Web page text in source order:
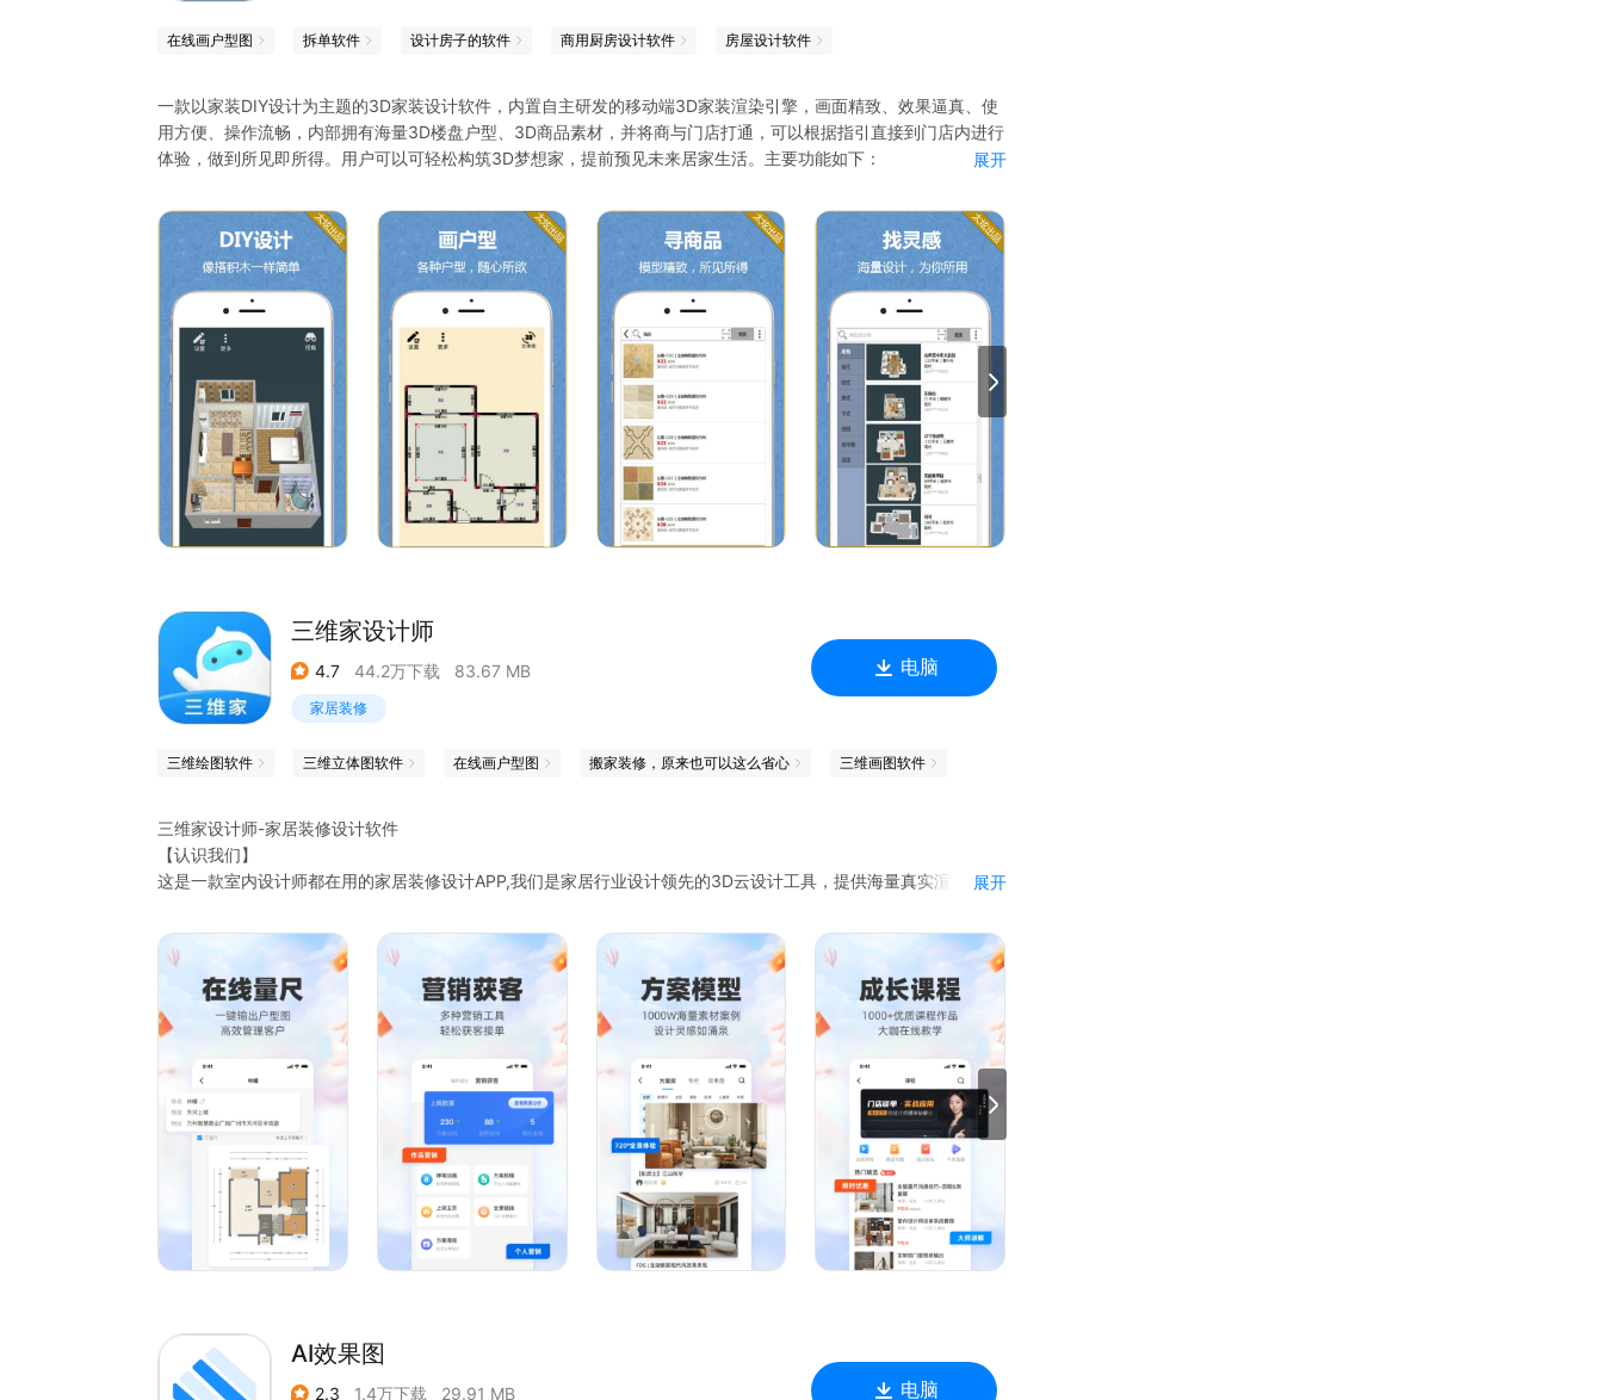
在线画户型图 拆单软件 设计房子的软件 商用厨房设计软件 房屋设计软件
一款以家装DIY设计为主题的3D家装设计软件，内置自主研发的移动端3D家装渲染引擎，画面精致、效果逼真、使
用方便、操作流畅，内部拥有海量3D楼盘户型、3D商品素材，并将商与门店打通，可以根据指引直接到门店内进行
体验，做到所见即所得。用户可以可轻松构筑3D梦想家，提前预见未来居家生活。主要功能如下：
【商品3D模型下载】浏览到感兴趣的商品时，可以直接将其加载到房屋3D模型中；
【商品3D模型设置】可以3D模型的位置、尺寸、图案等进行在线更改；
【房屋3D模型保存】可以对自己的设计进行在线保存；
【房屋2D户型创建】可以对自己的2D户型图进行自创建；
注1：本APP只支持Android版本不低于5.0；
展开
三维家设计师
4.7 44.2万下载 83.67 MB
家居装修
电脑
三维绘图软件 三维立体图软件 在线画户型图 搬家装修，原来也可以这么省心 三维画图软件
三维家设计师-家居装修设计软件
【认识我们】
这是一款室内设计师都在用的家居装修设计APP,我们是家居行业设计领先的3D云设计工具，提供海量真实渲染券，
疑难问题，满足260万+企业设计、营销、获客需求。
【产品功能】
在线量尺：一键解决量房难题，生成直观3D户型图，无缝对接后续设计
营销获客：百万业主在线咨询，多种营销工具，轻松获客接单
成长课程：将万千设计干货、软件教程一网打尽 ，空闲时间也能打怪升级
方案模型：千万经典模型素材，设计灵感如涌泉，随时随地丰富素材库
分享交流：百万设计师聚集地，共享行业新资讯和有趣话题
【产品反馈】
欢迎随时通过App“我的—帮助与反馈”功能，告诉我们你对产品的想法和建议，你的每一条反馈，三维家设计师团队
都会认真对待。
联系我们
官网/设计工具：https://b.3vjia.com
微信公众号：三维家软件
展开
AI效果图
2.3 1.4万下载 29.91 MB 电脑